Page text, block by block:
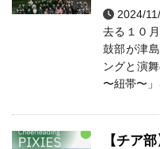
2024/
去る１０
鼓部が津
ングと演
〜紐帯〜
【チア